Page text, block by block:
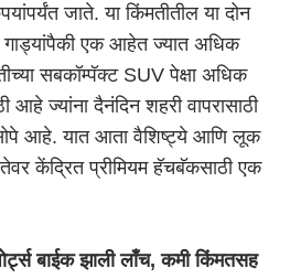
जाते. या किंमतीतील या दोन
गाड्यांपैकी एक आहेत ज्यात अधिक
सबकॉम्पॅक्ट SUV पेक्षा अधिक
आहे ज्यांना दैनंदिन शहरी वापरासाठी
आहे. यात आता वैशिष्ट्ये आणि लूक
केंद्रित प्रीमियम हॅचबॅकसाठी एक
बाईक झाली लाँच, कमी किंमतसह